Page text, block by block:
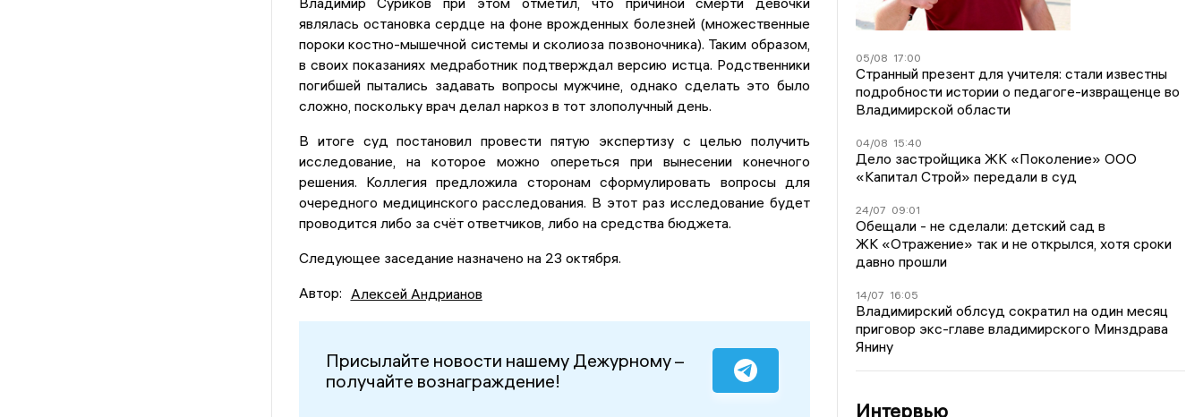
являлась остановка сердце на фоне врожденных болезней (множественные
пороки костно-мышечной системы и сколиоза позвоночника). Таким образом,
в своих показаниях медработник подтверждал версию истца. Родственники
погибшей пытались задавать вопросы мужчине, однако сделать это было
сложно, поскольку врач делал наркоз в тот злополучный день.
В итоге суд постановил провести пятую экспертизу с целью получить
исследование, на которое можно опереться при вынесении конечного
решения. Коллегия предложила сторонам сформулировать вопросы для
очередного медицинского расследования. В этот раз исследование будет
проводится либо за счёт ответчиков, либо на средства бюджета.
Следующее заседание назначено на 23 октября.
Автор: Алексей Андрианов
Присылайте новости нашему Дежурному –
получайте вознаграждение!
05/08 17:00
Странный презент для учителя: стали известны
подробности истории о педагоге-извращенце во
Владимирской области
04/08 15:40
Дело застройщика ЖК «Поколение» ООО
«Капитал Строй» передали в суд
24/07 09:01
Обещали - не сделали: детский сад в
ЖК «Отражение» так и не открылся, хотя сроки
давно прошли
14/07 16:05
Владимирский облсуд сократил на один месяц
приговор экс-главе владимирского Минздрава
Янину
Интервью